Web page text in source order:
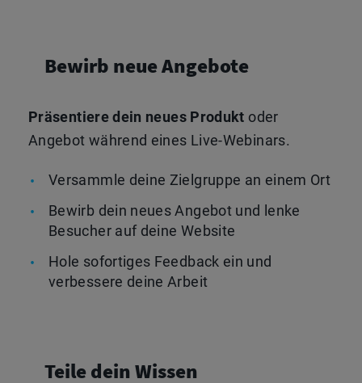
Bewirb neue Angebote
Präsentiere dein neues Produkt oder
Angebot während eines Live-Webinars.
Versammle deine Zielgruppe an einem Ort
Bewirb dein neues Angebot und lenke
Besucher auf deine Website
Hole sofortiges Feedback ein und
verbessere deine Arbeit
Teile dein Wissen